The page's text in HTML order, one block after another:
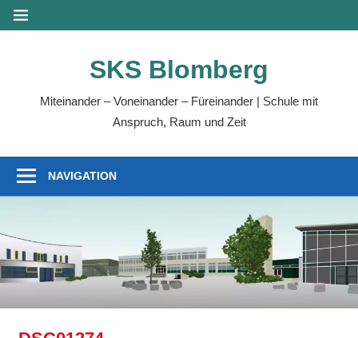
Zum
Inhalt
MENÜ
SKS Blomberg
Miteinander – Voneinander – Füreinander | Schule mit
Anspruch, Raum und Zeit
NAVIGATION